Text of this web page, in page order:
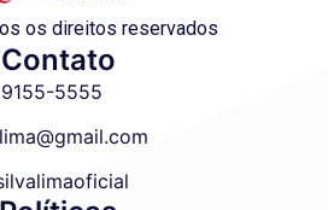
os direitos reservados
Contato
5555